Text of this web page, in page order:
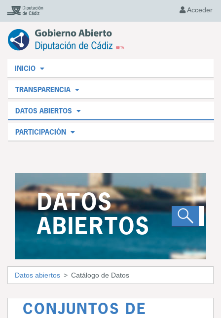
Acceder
INICIO
TRANSPARENCIA
DATOS ABIERTOS
PARTICIPACIÓN
DATOS
ABIERTOS
Datos abiertos Catálogo de Datos
CONJUNTOS DE